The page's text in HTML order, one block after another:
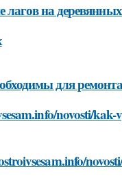
на
для
novosti/